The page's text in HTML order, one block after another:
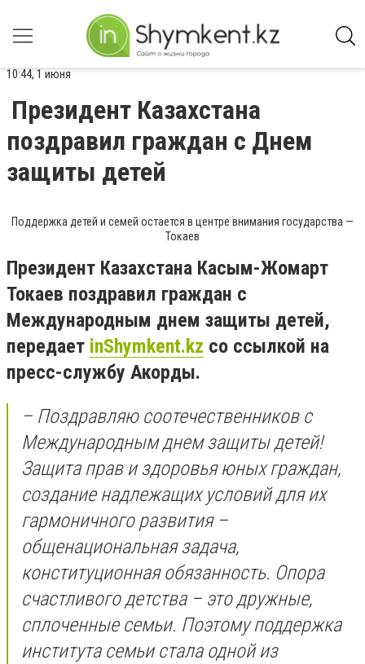
10:44, 1 июня
Президент Казахстана
поздравил граждан с Днем
защиты детей
Поддержка детей и семей остается в центре внимания государства —
Токаев
Президент Казахстана Касым-Жомарт
Токаев поздравил граждан с
Международным днем защиты детей,
передает inShymkent.kz со ссылкой на
пресс-службу Акорды.
– Поздравляю соотечественников с
Международным днем защиты детей!
Защита прав и здоровья юных граждан,
создание надлежащих условий для их
гармоничного развития –
общенациональная задача,
конституционная обязанность. Опора
счастливого детства – это дружные,
сплоченные семьи. Поэтому поддержка
института семьи стала одной из